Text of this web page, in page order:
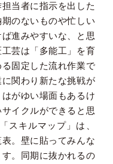
当者に指示を出した
のないものや忙しい
進みやすいな、と思
芸は「多能工」を育
固定した流れ作業で
関わり新たな挑戦が
がゆい場面もあるけ
イクルができると思
スキルマップ」は、
。壁に貼ってみんな
。同期に抜かれるの